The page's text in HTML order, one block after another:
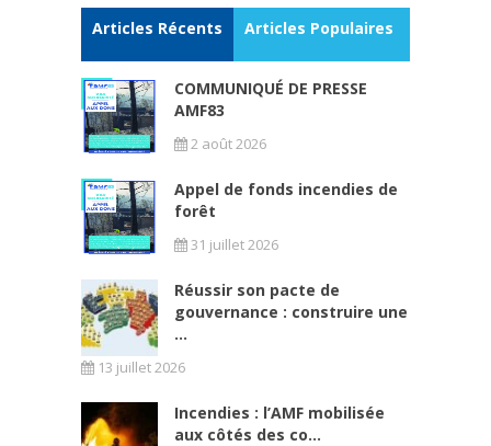
Articles Récents Articles Populaires
COMMUNIQUÉ DE PRESSE
AMF83
2 août 2026
Appel de fonds incendies de
forêt
31 juillet 2026
Réussir son pacte de
gouvernance : construire une
...
13 juillet 2026
Incendies : l’AMF mobilisée
aux côtés des co...